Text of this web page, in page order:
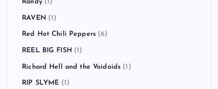
Randy(1)
RAVEN (1)
Red Hot Chili Peppers (6)
REEL BIG FISH (1)
Richard Hell and the Voidoids (1)
RIP SLYME (1)